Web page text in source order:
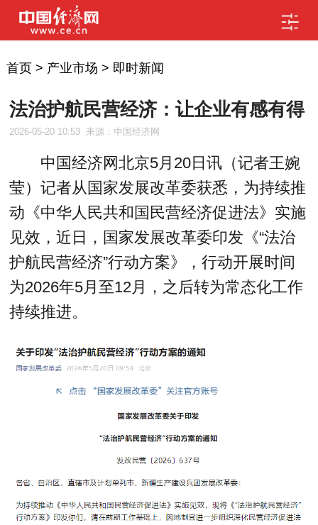
首页> 产业市场 > 即时新闻
法治护航民营经济：让企业有感有得
2026-05-20 10:53 来源：中国经济网
中国经济网北京5月20日讯（记者王婉
莹）记者从国家发展改革委获悉，为持续推
动《中华人民共和国民营经济促进法》实施
见效，近日，国家发展改革委印发《“法治
护航民营经济”行动方案》，行动开展时间
为2026年5月至12月，之后转为常态化工作
持续推进。